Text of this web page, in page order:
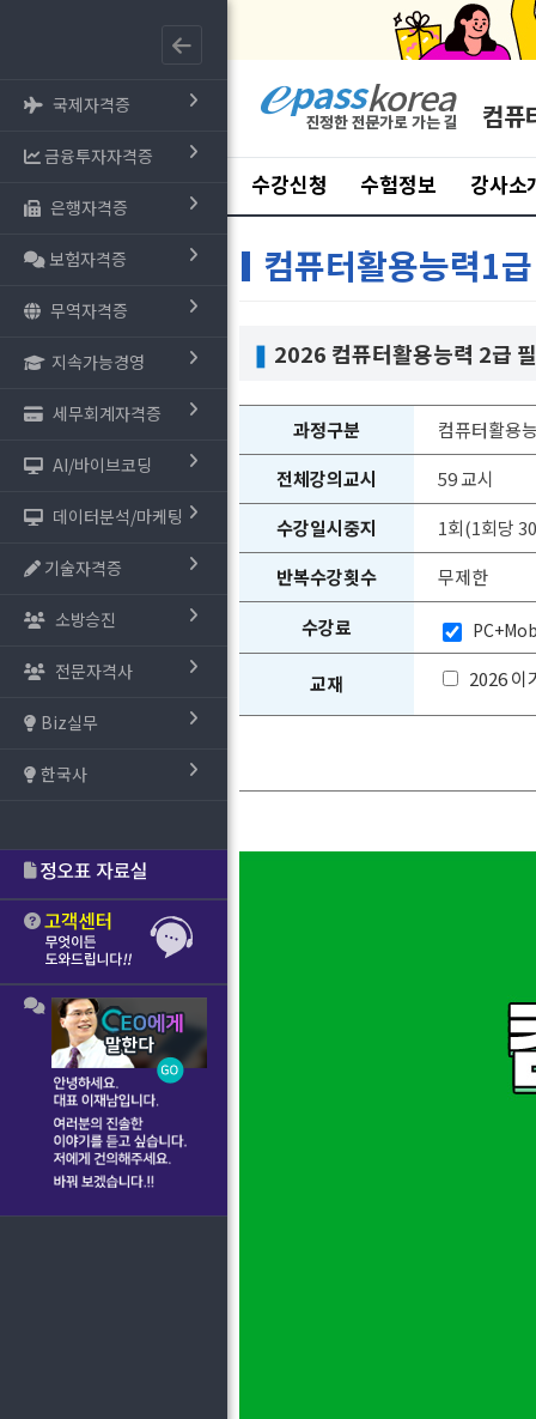
국제자격증
금융투자자격증
은행자격증
보험자격증
무역자격증
지속가능경영
세무회계자격증
AI/바이브코딩
데이터분석/마케팅
기술자격증
소방승진
전문자격사
Biz실무
한국사
컴퓨
수강신청 수험정보 강사소
컴퓨터활용능력1급
❚ 2026 컴퓨터활용능력 2급
과정구분
컴퓨터활용
전체강의교시
59 교시
수강일시중지
1회(1회당
반복수강횟수
무제한
수강료
교재 2026 이